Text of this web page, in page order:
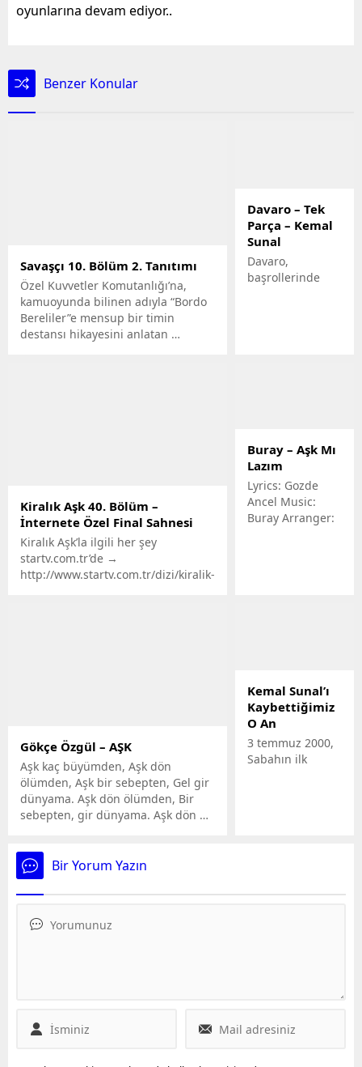
oyunlarına devam ediyor..
Benzer Konular
Savaşçı 10. Bölüm 2. Tanıtımı
Özel Kuvvetler Komutanlığı’na,
kamuoyunda bilinen adıyla “Bordo
Bereliler”e mensup bir timin
destansı hikayesini anlatan …
Davaro – Tek
Parça – Kemal
Sunal
Davaro,
başrollerinde
Kiralık Aşk 40. Bölüm –
İnternete Özel Final Sahnesi
Kiralık Aşk’la ilgili her şey
startv.com.tr’de →
http://www.startv.com.tr/dizi/kiralik-
Buray – Aşk Mı
Lazım
Lyrics: Gozde
Ancel Music:
Buray Arranger:
Gökçe Özgül – AŞK
Aşk kaç büyümden, Aşk dön
ölümden, Aşk bir sebepten, Gel gir
dünyama. Aşk dön ölümden, Bir
sebepten, gir dünyama. Aşk dön …
Kemal Sunal’ı
Kaybettiğimiz
O An
3 temmuz 2000,
Sabahın ilk
Bir Yorum Yazın